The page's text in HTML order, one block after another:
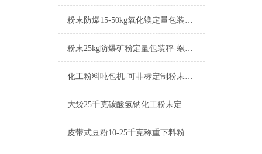
粉末防爆15-50kg氧化镁定量包装秤工厂生产
粉末25kg防爆矿粉定量包装秤-螺旋下料包装机厂家
化工粉料吨包机-可非标定制粉末定量包装秤厂家
大袋25千克碳酸氢钠化工粉末定量包装秤厂家
皮带式豆粉10-25千克称重下料粉末定量包装秤厂家